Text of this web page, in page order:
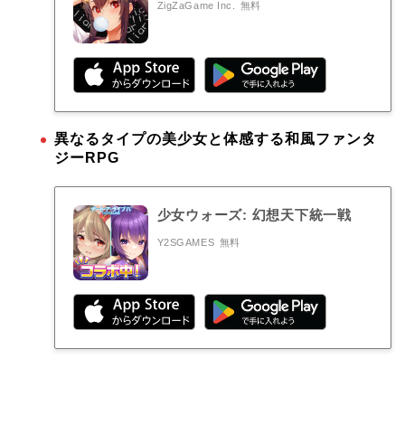
ZigZaGame Inc. 無料
異なるタイプの美少女と体感する和風ファンタ
ジーRPG
少女ウォーズ: 幻想天下統一戦
Y2SGAMES 無料